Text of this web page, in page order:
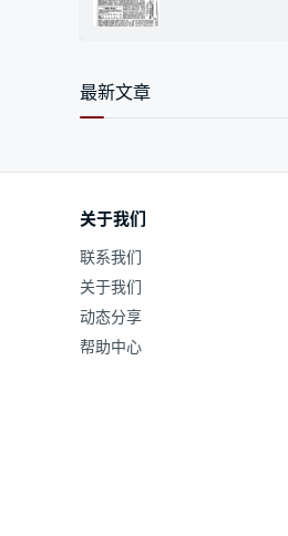
最新文章
关于我们
联系我们
关于我们
动态分享
帮助中心